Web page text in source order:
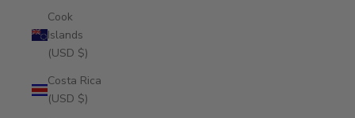
Cook
Islands
(USD $)
Costa Rica
(USD $)